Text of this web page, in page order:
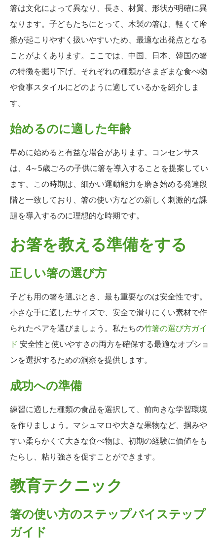
箸は文化によって異なり、長さ、材質、形状が明確に異
なります。子どもたちにとって、木製の箸は、軽くて摩
擦が起こりやすく扱いやすいため、最適な出発点となる
ことがよくあります。ここでは、中国、日本、韓国の箸
の特徴を掘り下げ、それぞれの種類がさまざまな食べ物
や食事スタイルにどのように適しているかを紹介しま
す。
始めるのに適した年齢
早めに始めると有益な場合があります。コンセンサス
は、4～5歳ごろの子供に箸を導入することを提案してい
ます。この時期は、細かい運動能力を磨き始める発達段
階と一致しており、箸の使い方などの新しく刺激的な課
題を導入するのに理想的な時期です。
お箸を教える準備をする
正しい箸の選び方
子ども用の箸を選ぶとき、最も重要なのは安全性です。
小さな手に適したサイズで、安全で滑りにくい素材で作
られたペアを選びましょう。私たちの竹箸の選び方ガイ
ド 安全性と使いやすさの両方を確保する最適なオプショ
ンを選択するための洞察を提供します。
成功への準備
練習に適した種類の食品を選択して、前向きな学習環境
を作りましょう。マシュマロや大きな果物など、掴みや
すい柔らかくて大きな食べ物は、初期の経験に価値をも
たらし、粘り強さを促すことができます。
教育テクニック
箸の使い方のステップバイステップ
ガイド